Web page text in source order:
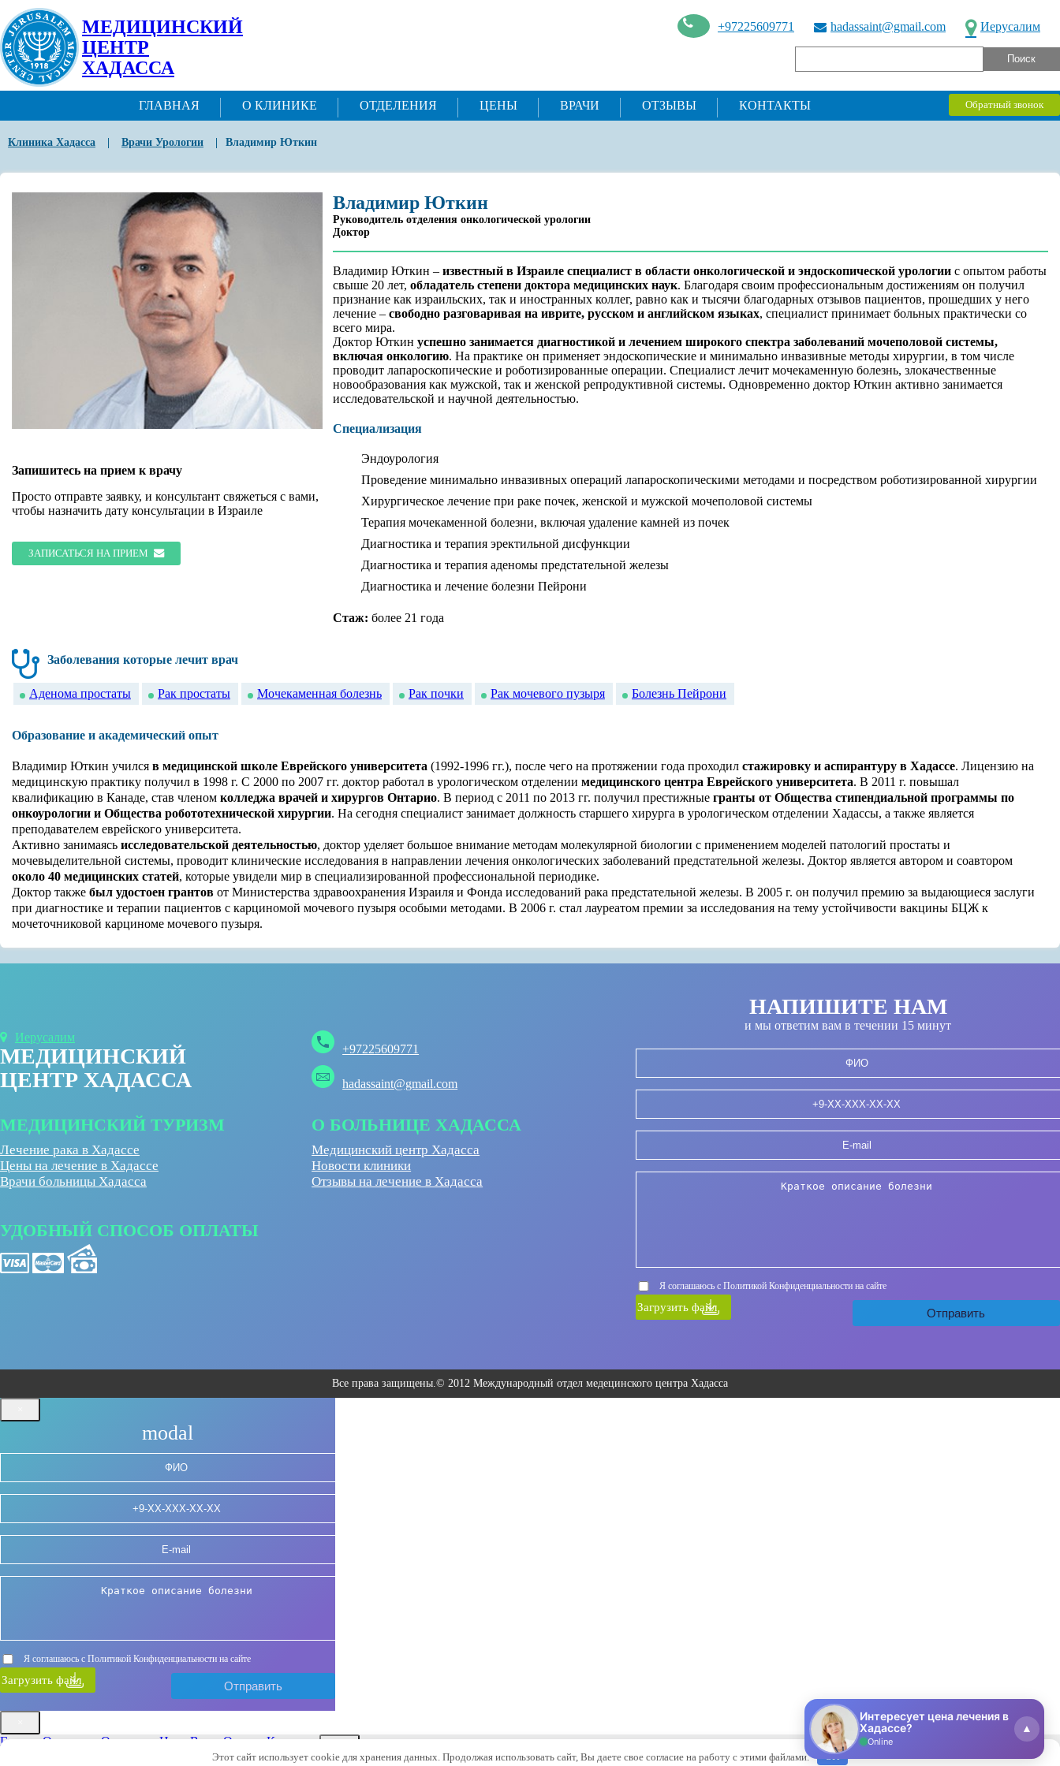
МЕДИЦИНСКИЙ
ЦЕНТР
ХАДАССА
+97225609771 hadassaint@gmail.com Иерусалим
ГЛАВНАЯ О КЛИНИКЕ ОТДЕЛЕНИЯ ЦЕНЫ ВРАЧИ ОТЗЫВЫ КОНТАКТЫ Обратный звонок
Клиника Хадасса Врачи Урологии Владимир Юткин
Запишитесь на прием к врачу
Просто отправте заявку, и консультант свяжеться с вами,
чтобы назначить дату консультации в Израиле
ЗАПИСАТЬСЯ НА ПРИЕМ
Владимир Юткин
Руководитель отделения онкологической урологии
Доктор
Владимир Юткин –известный в Израиле специалист в области онкологической и эндоскопической урологии с опытом работы
свыше 20 лет,обладатель степени доктора медицинских наук. Благодаря своим профессиональным достижениям он получил
признание как израильских, так и иностранных коллег, равно как и тысячи благодарных отзывов пациентов, прошедших у него
лечение –свободно разговаривая на иврите, русском и английском языках, специалист принимает больных практически со
всего мира.
Доктор Юткинуспешно занимается диагностикой и лечением широкого спектра заболеваний мочеполовой системы,
включая онкологию. На практике он применяет эндоскопические и минимально инвазивные методы хирургии, в том числе
проводит лапароскопические и роботизированные операции. Специалист лечит мочекаменную болезнь, злокачественные
новообразования как мужской, так и женской репродуктивной системы. Одновременно доктор Юткин активно занимается
исследовательской и научной деятельностью.
Специализация
Эндоурология
Проведение минимально инвазивных операций лапароскопическими методами и посредством роботизированной хирургии
Хирургическое лечение при раке почек, женской и мужской мочеполовой системы
Терапия мочекаменной болезни, включая удаление камней из почек
Диагностика и терапия эректильной дисфункции
Диагностика и терапия аденомы предстательной железы
Диагностика и лечение болезни Пейрони
Стаж: более 21 года
Заболевания которые лечит врач
Аденома простаты Рак простаты Мочекаменная болезнь Рак почки Рак мочевого пузыря Болезнь Пейрони
Образование и академический опыт
Владимир Юткин учился в медицинской школе Еврейского университета (1992-1996 гг.), после чего на протяжении года проходил стажировку и аспирантуру в Хадассе. Лицензию на
медицинскую практику получил в 1998 г. С 2000 по 2007 гг. доктор работал в урологическом отделении медицинского центра Еврейского университета. В 2011 г. повышал
квалификацию в Канаде, став членом колледжа врачей и хирургов Онтарио. В период с 2011 по 2013 гг. получил престижные гранты от Общества стипендиальной программы по
онкоурологии и Общества робототехнической хирургии. На сегодня специалист занимает должность старшего хирурга в урологическом отделении Хадассы, а также является
преподавателем еврейского университета.
Активно занимаясь исследовательской деятельностью, доктор уделяет большое внимание методам молекулярной биологии с применением моделей патологий простаты и
мочевыделительной системы, проводит клинические исследования в направлении лечения онкологических заболеваний предстательной железы. Доктор является автором и соавтором
около 40 медицинских статей, которые увидели мир в специализированной профессиональной периодике.
Доктор также был удостоен грантов от Министерства здравоохранения Израиля и Фонда исследований рака предстательной железы. В 2005 г. он получил премию за выдающиеся заслуги
при диагностике и терапии пациентов с карциномой мочевого пузыря особыми методами. В 2006 г. стал лауреатом премии за исследования на тему устойчивости вакцины БЦЖ к
мочеточниковой карциноме мочевого пузыря.
Иерусалим
МЕДИЦИНСКИЙ
ЦЕНТР ХАДАССА
+97225609771
hadassaint@gmail.com
МЕДИЦИНСКИЙ ТУРИЗМ
Лечение рака в Хадассе
Цены на лечение в Хадассе
Врачи больницы Хадасса
О БОЛЬНИЦЕ ХАДАССА
Медицинский центр Хадасса
Новости клиники
Отзывы на лечение в Хадасса
УДОБНЫЙ СПОСОБ ОПЛАТЫ
НАПИШИТЕ НАМ
и мы ответим вам в течении 15 минут
Я соглашаюсь с Политикой Конфиденциальности на сайте
Загрузить файл
Все права защищены.© 2012 Международный отдел медецинского центра Хадасса
modal
Я соглашаюсь с Политикой Конфиденциальности на сайте
Загрузить файл
ГлавнаяО клиникеОтделенияЦеныВрачиОтзывыКонтакты
Интересует цена лечения в
Хадассе?
Online
Этот сайт использует cookie для хранения данных. Продолжая использовать сайт, Вы даете свое согласие на работу с этими файлами. OK